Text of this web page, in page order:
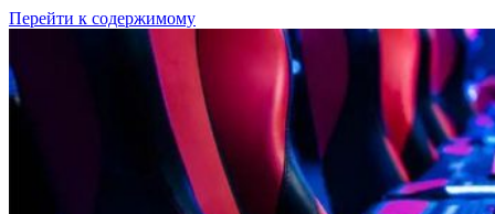
Перейти к содержимому